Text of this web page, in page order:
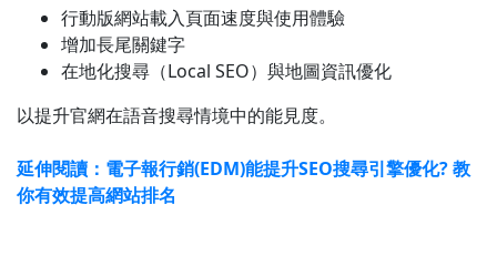
行動版網站載入頁面速度與使用體驗
增加長尾關鍵字
在地化搜尋（Local SEO）與地圖資訊優化
以提升官網在語音搜尋情境中的能見度。
延伸閱讀：電子報行銷(EDM)能提升SEO搜尋引擎優化? 教
你有效提高網站排名